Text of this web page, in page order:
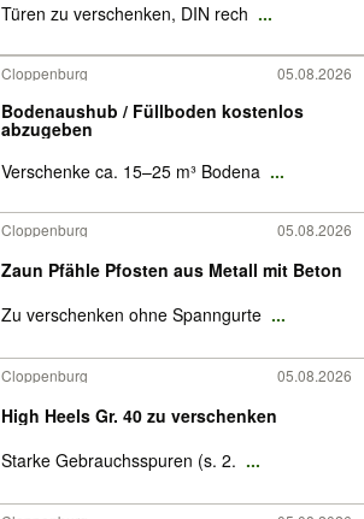
Türen zu verschenken, DIN rech ...
Cloppenburg 05.08.2026
Bodenaushub / Füllboden kostenlos
abzugeben
Verschenke ca. 15–25 m³ Bodena ...
Cloppenburg 05.08.2026
Zaun Pfähle Pfosten aus Metall mit Beton
Zu verschenken ohne Spanngurte ...
Cloppenburg 05.08.2026
High Heels Gr. 40 zu verschenken
Starke Gebrauchsspuren (s. 2. ...